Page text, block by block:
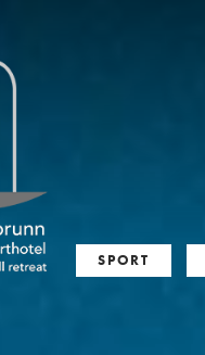
SPORT